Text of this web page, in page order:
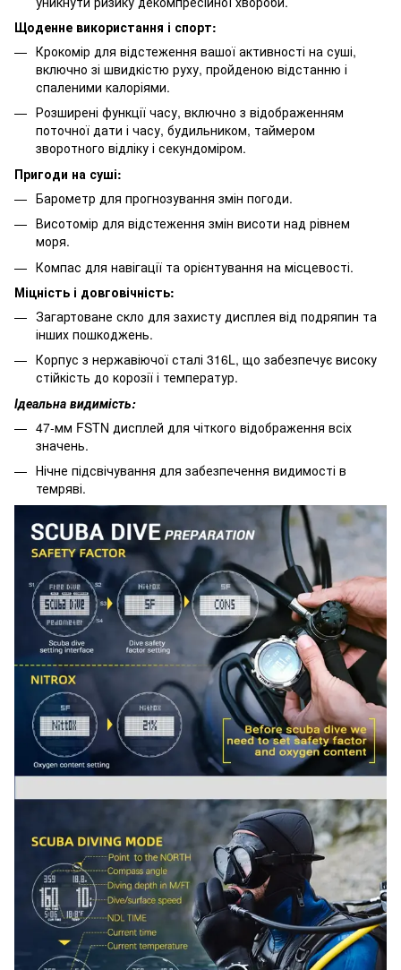
Щоденне використання і спорт:
Крокомір для відстеження вашої активності на суші,
включно зі швидкістю руху, пройденою відстанню і
спаленими калоріями.
Розширені функції часу, включно з відображенням
поточної дати і часу, будильником, таймером
зворотного відліку і секундоміром.
Пригоди на суші:
Барометр для прогнозування змін погоди.
Висотомір для відстеження змін висоти над рівнем
моря.
Компас для навігації та орієнтування на місцевості.
Міцність і довговічність:
Загартоване скло для захисту дисплея від подряпин та
інших пошкоджень.
Корпус з нержавіючої сталі 316L, що забезпечує високу
стійкість до корозії і температур.
Ідеальна видимість:
47-мм FSTN дисплей для чіткого відображення всіх
значень.
Нічне підсвічування для забезпечення видимості в
темряві.